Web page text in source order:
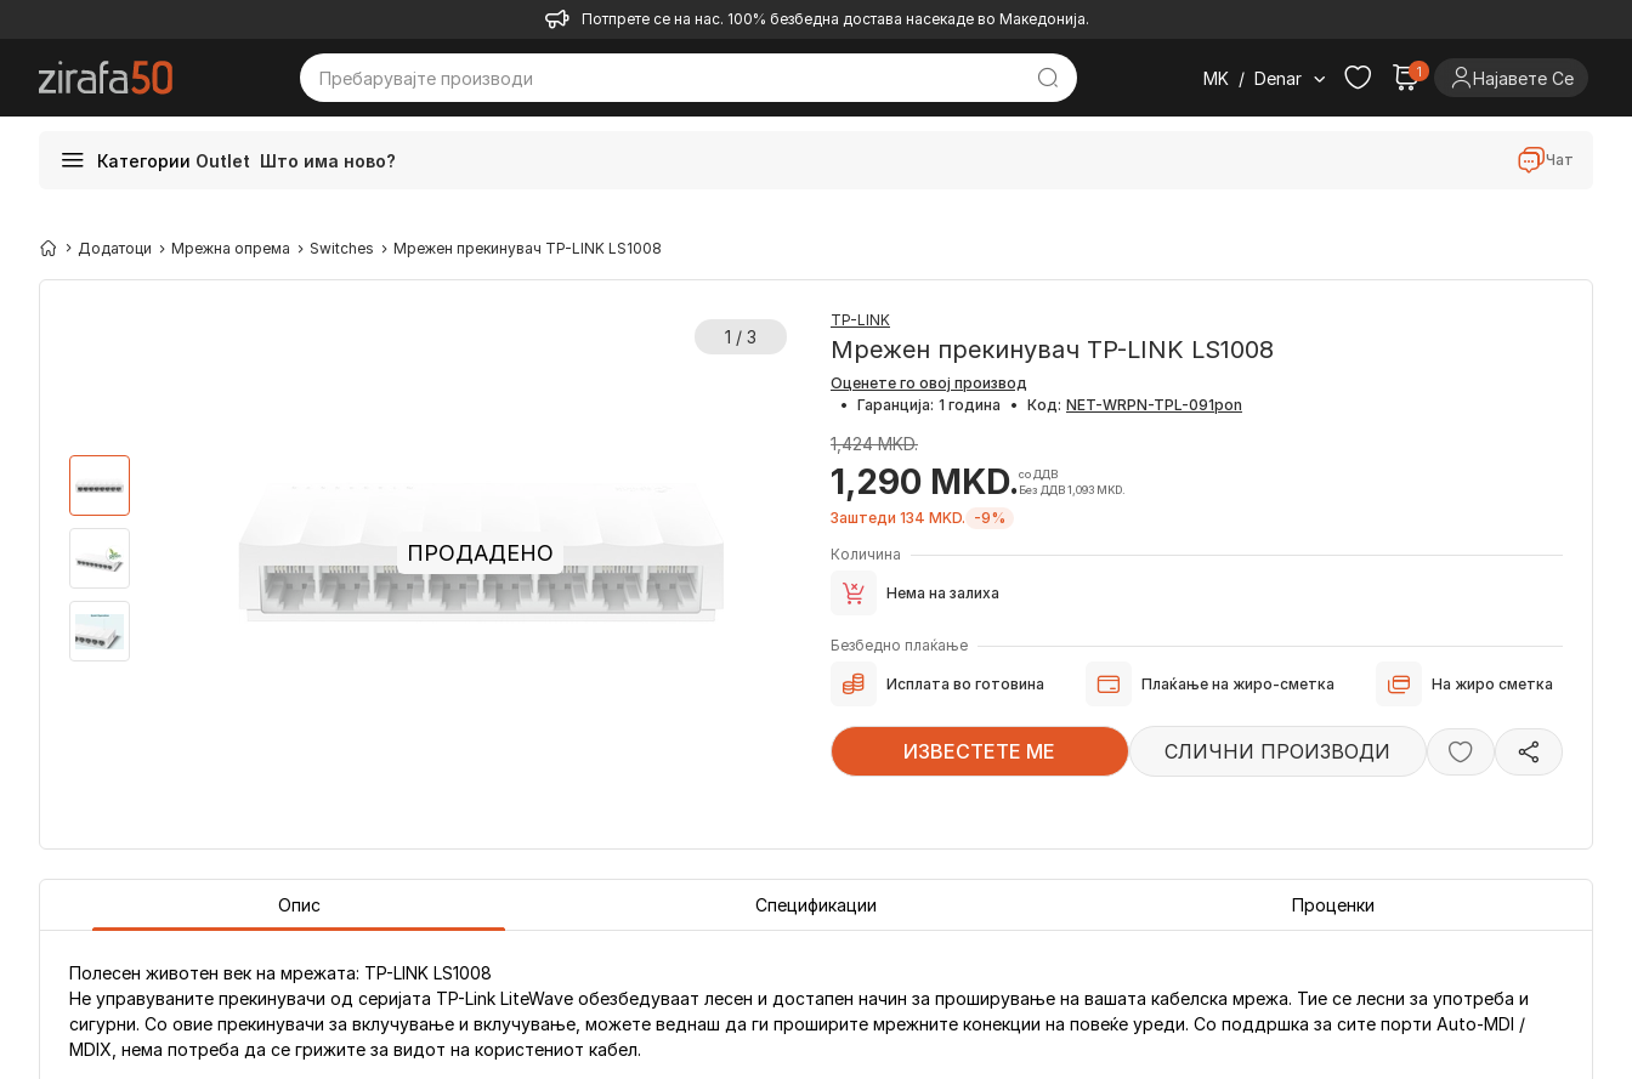
Потпрете се на нас. 100% безбедна достава насекаде во Македонија.
MK / Denar 1 Најавете Се
Категории Outlet Што има ново? Чат
Додатоци Мрежна опрема Switches Мрежен прекинувач TP-LINK LS1008
1 / 3
ПРОДАДЕНО
TP-LINK
Мрежен прекинувач TP-LINK LS1008
Оценете го овој производ
• Гаранција: 1 година • Код:
1,424 MKD.
1,290 MKD.со ДДВ
Без ДДВ 1,093 MKD.
Заштеди 134 MKD. -9%
Количина
Нема на залиха
Безбедно плаќање
Исплата во готовина Плаќање на жиро-сметка На жиро сметка
ИЗВЕСТЕТЕ МЕ СЛИЧНИ ПРОИЗВОДИ
Опис Спецификации Проценки
Полесен животен век на мрежата: TP-LINK LS1008
Не управуваните прекинувачи од серијата TP-Link LiteWave обезбедуваат лесен и достапен начин за проширување на вашата кабелска мрежа. Тие се лесни за употреба и
сигурни. Со овие прекинувачи за вклучување и вклучување, можете веднаш да ги проширите мрежните конекции на повеќе уреди. Со поддршка за сите порти Auto-MDI /
MDIX, нема потреба да се грижите за видот на користениот кабел.